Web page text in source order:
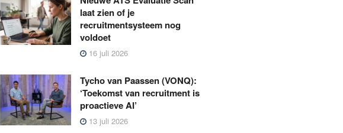
laat zien of je
recruitmentsysteem nog
voldoet
16 juli 2026
Tycho van Paassen (VONQ):
‘Toekomst van recruitment is
proactieve AI’
13 juli 2026